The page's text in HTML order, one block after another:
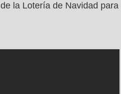
la Lotería de Navidad para